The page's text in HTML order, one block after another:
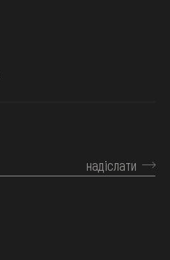
надіслати